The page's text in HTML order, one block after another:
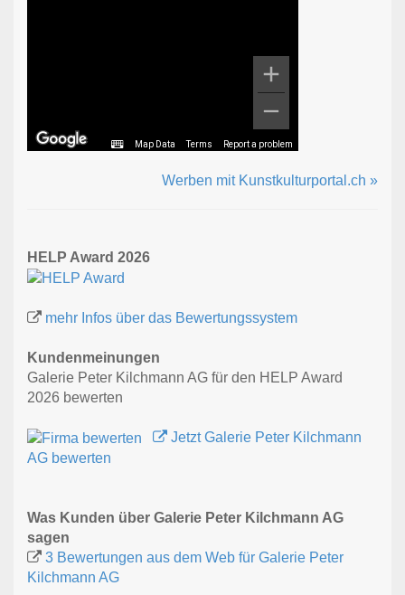
Map Data Terms Report a problem
Werben mit Kunstkulturportal.ch »
HELP Award 2026
mehr Infos über das Bewertungssystem
Kundenmeinungen
Galerie Peter Kilchmann AG für den HELP Award
2026 bewerten
Jetzt Galerie Peter Kilchmann
AG bewerten
Was Kunden über Galerie Peter Kilchmann AG
sagen
3 Bewertungen aus dem Web für Galerie Peter
Kilchmann AG